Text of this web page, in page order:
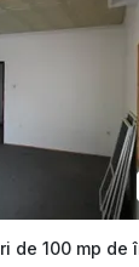
de 100 mp de